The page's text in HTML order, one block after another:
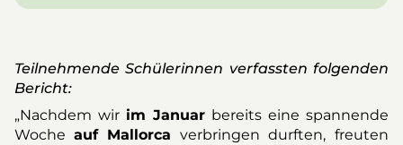
Teilnehmende Schülerinnen verfassten folgenden
Bericht:
„Nachdem wir im Januar bereits eine spannende
Woche auf Mallorca verbringen durften, freuten